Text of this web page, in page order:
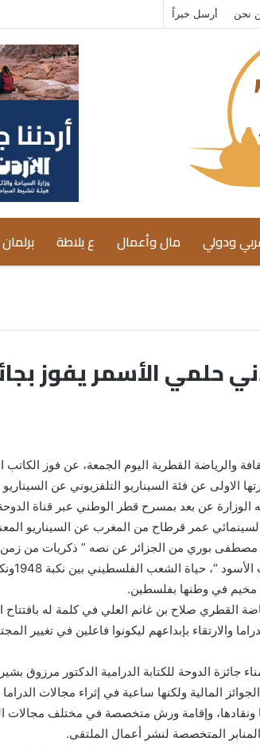
نحن أرسل خبراً
ودولي مال وأعمال ع بلاطة برلمان
حلمي الأسمر يفوز
والرياضة القطرية اليوم الجمعة، عن فوز
الاولى عن فئة السيناريو التلفزيوني عن
عن بعد بمسرح قطر الوطني عبر قناة الدوحة
عمر قرطاح من المغرب عن السيناريو
مصطفى بوري من الجزائر عن نصه ” ذكريات من زمن
في وطنها بفلسطين.
القطري صلاح بن غانم العلي في كلمة له بافتتاح
والارتقاء بإبداعهم ليكونوا فاعلين في تغيير
جائزة الدوحة للكتابة الدرامية الدكتور مرزوق
المالية ولكنها ساعية في إثراء مجالات
ونقادها، وإقامة ورش متخصصة في مختلف مجالات
المتخصصة لنشر أعمال الملتقى.